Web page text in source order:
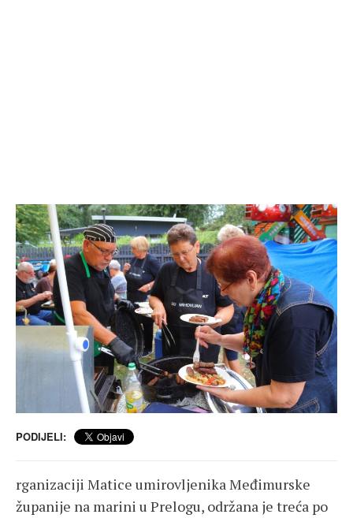
PODIJELI:
rganizaciji Matice umirovljenika Međimurske
županije na marini u Prelogu, održana je treća po